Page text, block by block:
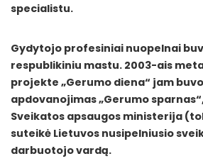
specialistu.
Gydytojo profesiniai nuopelnai
respublikiniu mastu. 2003-ais
projekte „Gerumo diena“ jam
apdovanojimas „Gerumo
Sveikatos apsaugos ministerija
suteikė Lietuvos nusipelniusio
darbuotojo vardą.